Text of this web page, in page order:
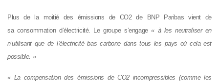
Plus de la moitié des émissions de CO2 de BNP Paribas vient de
sa consommation d’électricité. Le groupe s’engage« à les neutraliser en
n’utilisant que de l’électricité bas carbone dans tous les pays où cela est
possible. »
« La compensation des émissions de CO2 incompressibles (comme les